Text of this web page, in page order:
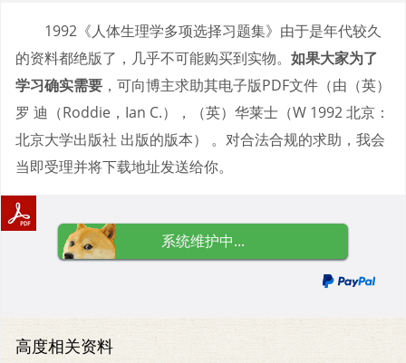
1992《人体生理学多项选择习题集》由于是年代较久
的资料都绝版了，几乎不可能购买到实物。 如果大家为了
学习确实需要 ，可向博主求助其电子版PDF文件（由（英）
罗 迪（Roddie，Ian C.），（英）华莱士（W 1992 北京：
北京大学出版社 出版的版本） 。对合法合规的求助，我会
当即受理并将下载地址发送给你。
系统维护中...
高度相关资料